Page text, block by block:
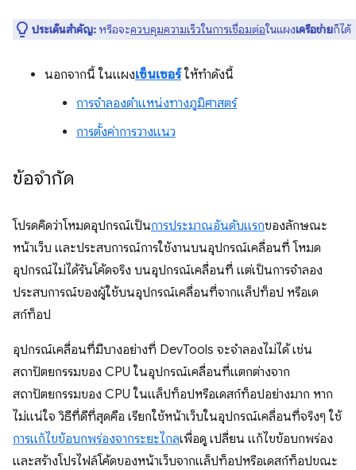
ประเด็นสำคัญ: หรือจะควบคุมความเร็วในการเชื่อมต่อในแผงเครือข่ายก็ได้
นอกจากนี้ ในแผงเซ็นเซอร์ให้ทำดังนี้
การจำลองตำแหน่งทางภูมิศาสตร์
การตั้งค่าการวางแนว
ข้อจำกัด
โปรดคิดว่าโหมดอุปกรณ์เป็นการประมาณอันดับแรกของลักษณะ
หน้าเว็บ และประสบการณ์การใช้งานบนอุปกรณ์เคลื่อนที่ โหมด
อุปกรณ์ไม่ได้รันโค้ดจริง บนอุปกรณ์เคลื่อนที่ แต่เป็นการจำลอง
ประสบการณ์ของผู้ใช้บนอุปกรณ์เคลื่อนที่จากแล็ปท็อป หรือเด
สก์ท็อป
อุปกรณ์เคลื่อนที่มีบางอย่างที่ DevTools จะจำลองไม่ได้ เช่น
สถาปัตยกรรมของ CPU ในอุปกรณ์เคลื่อนที่แตกต่างจาก
สถาปัตยกรรมของ CPU ในแล็ปท็อปหรือเดสก์ท็อปอย่างมาก หาก
ไม่แน่ใจ วิธีที่ดีที่สุดคือ เรียกใช้หน้าเว็บในอุปกรณ์เคลื่อนที่จริงๆ ใช้
การแก้ไขข้อบกพร่องจากระยะไกลเพื่อดู เปลี่ยน แก้ไขข้อบกพร่อง
และสร้างโปรไฟล์โค้ดของหน้าเว็บจากแล็ปท็อปหรือเดสก์ท็อปขณะ